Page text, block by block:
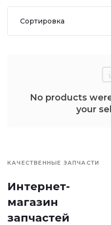
No products
your
КАЧЕСТВЕННЫЕ ЗАПЧАСТИ
Интернет-
магазин
запчастей